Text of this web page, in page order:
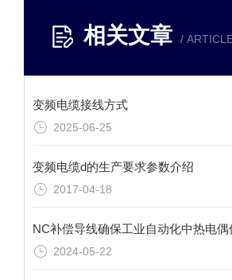
相关文章 /
变频电缆接线方式
2025-06-25
变频电缆d的生产要求参数介绍
2017-04-18
2024-05-22